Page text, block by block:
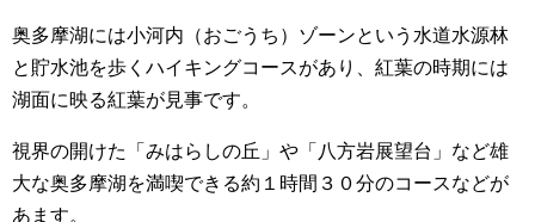
奥多摩湖には小河内（おごうち）ゾーンという水道水源林
と貯水池を歩くハイキングコースがあり、紅葉の時期には
湖面に映る紅葉が見事です。
視界の開けた「みはらしの丘」や「八方岩展望台」など雄
大な奥多摩湖を満喫できる約１時間３０分のコースなどが
あます。